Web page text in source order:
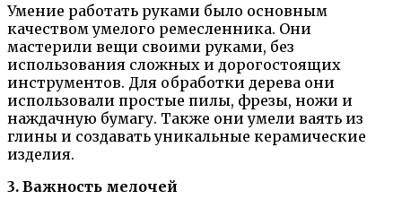
Умение работать руками было основным
качеством умелого ремесленника. Они
мастерили вещи своими руками, без
использования сложных и дорогостоящих
инструментов. Для обработки дерева они
использовали простые пилы, фрезы, ножи и
наждачную бумагу. Также они умели ваять из
глины и создавать уникальные керамические
изделия.
3. Важность мелочей